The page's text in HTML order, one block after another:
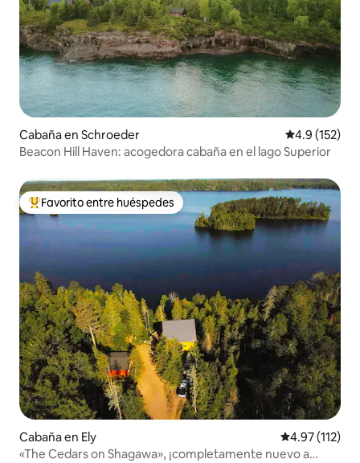
Cabaña en Schroeder Calificación
4.9 (152)
Beacon Hill Haven: acogedora cabaña en el lago Superior
Favorito entre huéspedes preferido
Favorito entre huéspedes
Cabaña en Ely Calificación
4.97 (112)
«The Cedars on Shagawa», ¡completamente nuevo a